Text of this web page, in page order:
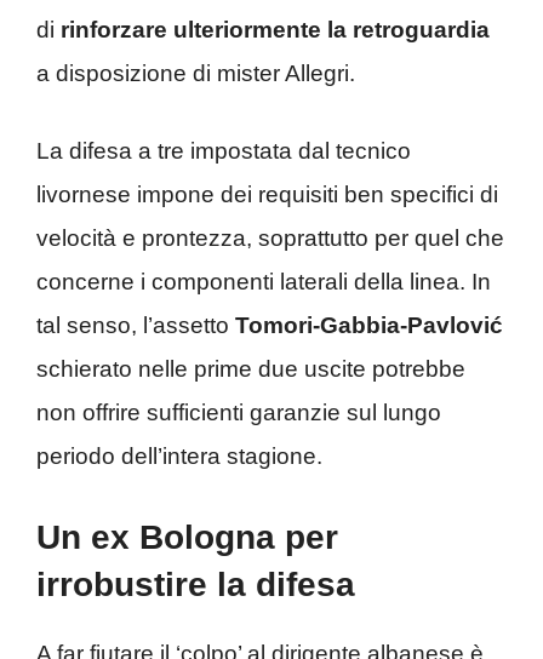
di rinforzare ulteriormente la retroguardia
a disposizione di mister Allegri.
La difesa a tre impostata dal tecnico
livornese impone dei requisiti ben specifici di
velocità e prontezza, soprattutto per quel che
concerne i componenti laterali della linea. In
tal senso, l’assetto Tomori-Gabbia-Pavlović
schierato nelle prime due uscite potrebbe
non offrire sufficienti garanzie sul lungo
periodo dell’intera stagione.
Un ex Bologna per
irrobustire la difesa
A far fiutare il ‘colpo’ al dirigente albanese è